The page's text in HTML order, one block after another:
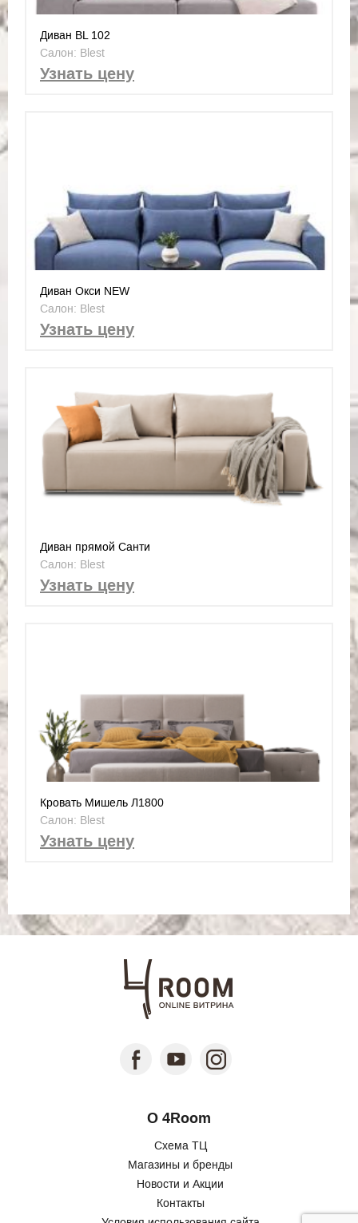
Диван BL 102
Салон: Blest
Узнать цену
Диван Окси NEW
Салон: Blest
Узнать цену
Диван прямой Санти
Салон: Blest
Узнать цену
Кровать Мишель Л1800
Салон: Blest
Узнать цену
О 4Room
Схема ТЦ
Магазины и бренды
Новости и Акции
Контакты